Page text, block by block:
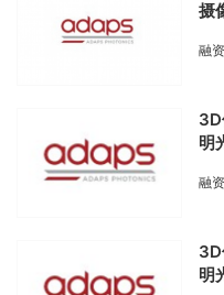
团队优势：公司总人数
，
四、公司经营关键指标
营收与盈利：近周期营收
摄
融
明
融
明